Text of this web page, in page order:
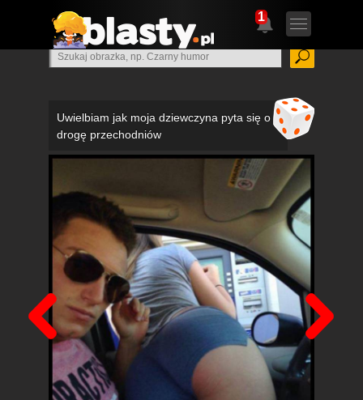
1
Uwielbiam jak moja dziewczyna pyta się o
drogę przechodniów
Poprzedni